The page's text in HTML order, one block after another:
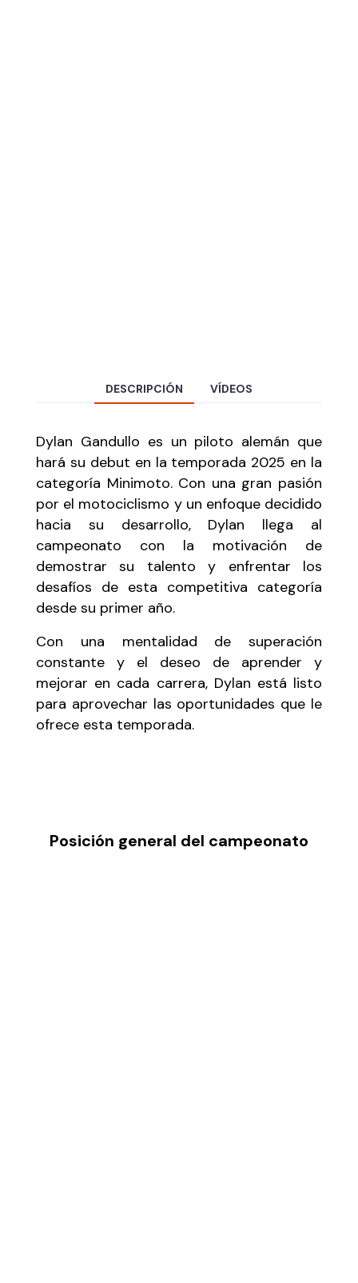
DESCRIPCIÓN VÍDEOS
Dylan Gandullo es un piloto alemán que
hará su debut en la temporada 2025 en la
categoría Minimoto. Con una gran pasión
por el motociclismo y un enfoque decidido
hacia su desarrollo, Dylan llega al
campeonato con la motivación de
demostrar su talento y enfrentar los
desafíos de esta competitiva categoría
desde su primer año.
Con una mentalidad de superación
constante y el deseo de aprender y
mejorar en cada carrera, Dylan está listo
para aprovechar las oportunidades que le
ofrece esta temporada.
Posición general del campeonato